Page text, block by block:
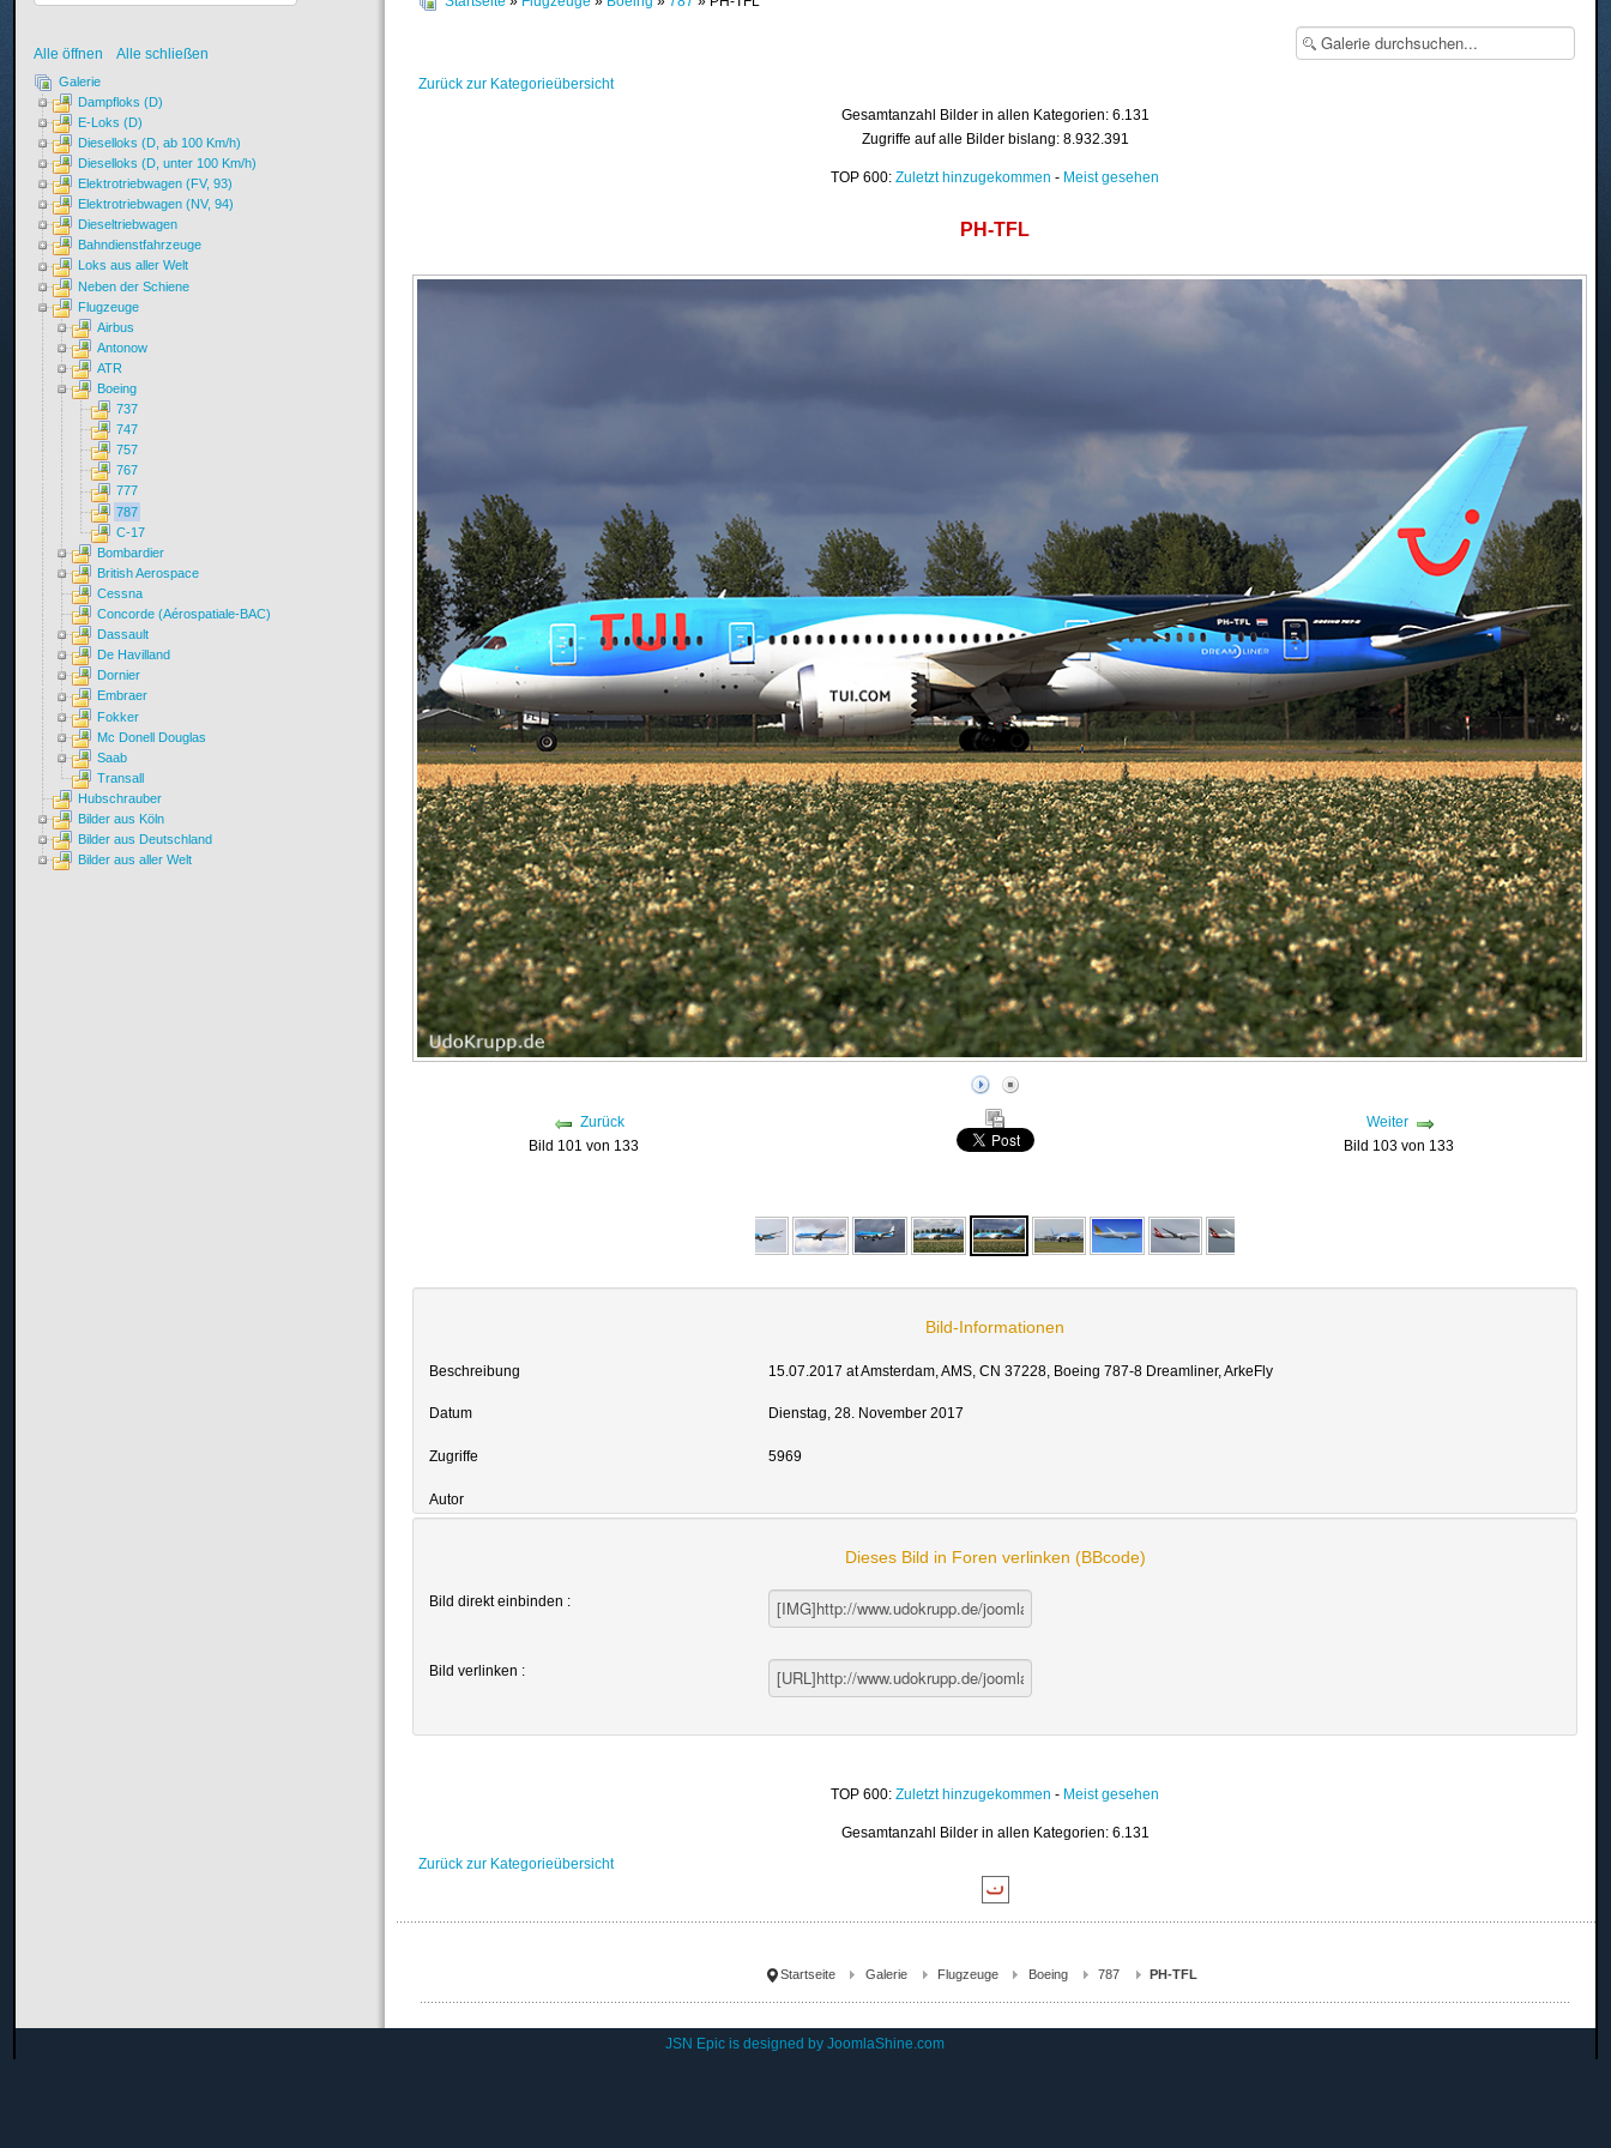
Zurück zur Kategorieübersicht
Gesamtanzahl Bilder in allen Kategorien: 6.131
Zugriffe auf alle Bilder bislang: 8.932.391
TOP 600:Zuletzt hinzugekommen - Meist gesehen
PH-TFL
Zurück
Bild 101 von 133
Weiter
Bild 103 von 133
Bild-Informationen
Beschreibung 15.07.2017 at Amsterdam, AMS, CN 37228, Boeing 787-8 Dreamliner, ArkeFly
Datum Dienstag, 28. November 2017
Zugriffe 5969
Autor
Dieses Bild in Foren verlinken (BBcode)
Bild direkt einbinden :
Bild verlinken :
TOP 600:Zuletzt hinzugekommen - Meist gesehen
Gesamtanzahl Bilder in allen Kategorien: 6.131
Zurück zur Kategorieübersicht
Startseite Galerie Flugzeuge Boeing 787 PH-TFL
Alle öffnen Alle schließen
Galerie
Dampfloks (D)
E-Loks (D)
Dieselloks (D, ab 100 Km/h)
Dieselloks (D, unter 100 Km/h)
Elektrotriebwagen (FV, 93)
Elektrotriebwagen (NV, 94)
Dieseltriebwagen
Bahndienstfahrzeuge
Loks aus aller Welt
Neben der Schiene
Flugzeuge
Airbus
Antonow
ATR
Boeing
737
747
757
767
777
787
C-17
Bombardier
British Aerospace
Cessna
Concorde (Aérospatiale-BAC)
Dassault
De Havilland
Dornier
Embraer
Fokker
Mc Donell Douglas
Saab
Transall
Hubschrauber
Bilder aus Köln
Bilder aus Deutschland
Bilder aus aller Welt
JSN Epic is designed byJoomlaShine.com